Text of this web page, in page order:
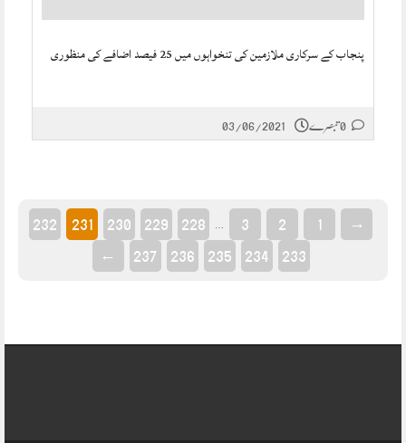
پنجاب کے سرکاری ملازمین کی تنخواہوں میں 25 فیصد اضافے کی منظوری
03/06/2021
→
1
2
3
228
229
230
231
232
233
234
235
236
237
←